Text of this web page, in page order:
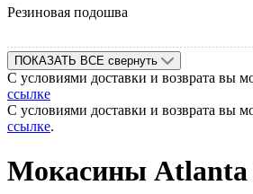
Резиновая подошва
ПОКАЗАТЬ ВСЕ свернуть
С условиями доставки и возврата вы
ссылке
С условиями доставки и возврата вы
ссылке.
Мокасины Atlanta